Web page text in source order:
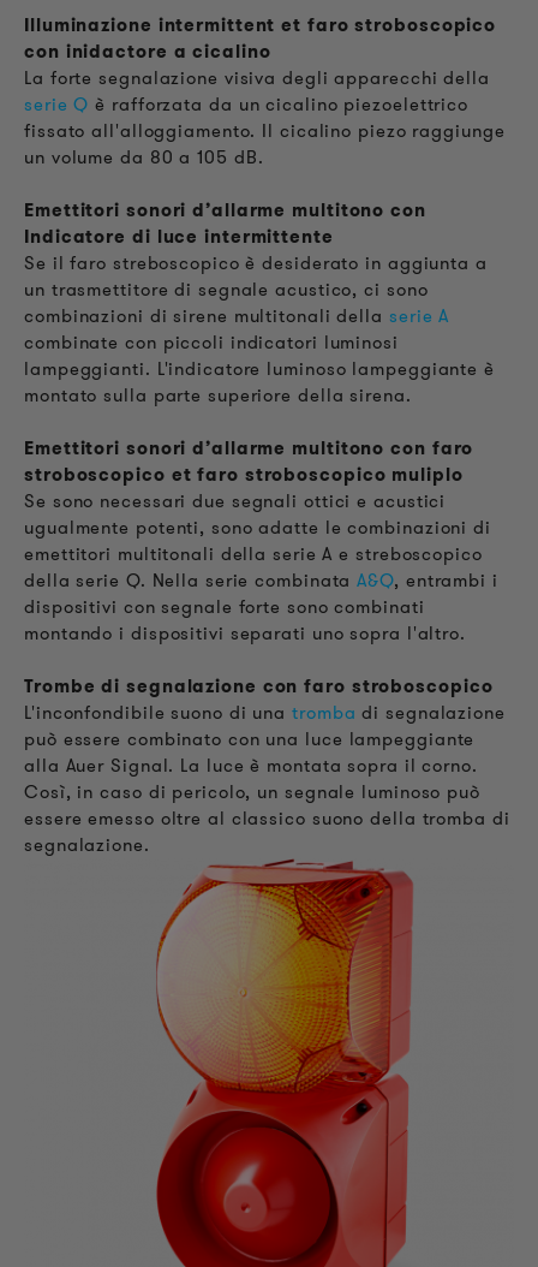
Illuminazione intermittent et faro stroboscopico
con inidactore a cicalino
La forte segnalazione visiva degli apparecchi della
serie Q è rafforzata da un cicalino piezoelettrico
fissato all'alloggiamento. Il cicalino piezo raggiunge
un volume da 80 a 105 dB.
Emettitori sonori d’allarme multitono con
Indicatore di luce intermittente
Se il faro streboscopico è desiderato in aggiunta a
un trasmettitore di segnale acustico, ci sono
combinazioni di sirene multitonali della serie A
combinate con piccoli indicatori luminosi
lampeggianti. L'indicatore luminoso lampeggiante è
montato sulla parte superiore della sirena.
Emettitori sonori d’allarme multitono con faro
stroboscopico et faro stroboscopico muliplo
Se sono necessari due segnali ottici e acustici
ugualmente potenti, sono adatte le combinazioni di
emettitori multitonali della serie A e streboscopico
della serie Q. Nella serie combinataA&Q, entrambi i
dispositivi con segnale forte sono combinati
montando i dispositivi separati uno sopra l'altro.
Trombe di segnalazione con faro stroboscopico
L'inconfondibile suono di una tromba di segnalazione
può essere combinato con una luce lampeggiante
alla Auer Signal. La luce è montata sopra il corno.
Così, in caso di pericolo, un segnale luminoso può
essere emesso oltre al classico suono della tromba di
segnalazione.